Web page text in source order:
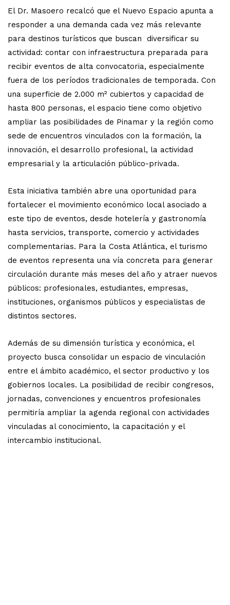
El Dr. Masoero recalcó que el Nuevo Espacio apunta a
responder a una demanda cada vez más relevante
para destinos turísticos que buscan diversificar su
actividad: contar con infraestructura preparada para
recibir eventos de alta convocatoria, especialmente
fuera de los períodos tradicionales de temporada. Con
una superficie de 2.000 m² cubiertos y capacidad de
hasta 800 personas, el espacio tiene como objetivo
ampliar las posibilidades de Pinamar y la región como
sede de encuentros vinculados con la formación, la
innovación, el desarrollo profesional, la actividad
empresarial y la articulación público-privada.
Esta iniciativa también abre una oportunidad para
fortalecer el movimiento económico local asociado a
este tipo de eventos, desde hotelería y gastronomía
hasta servicios, transporte, comercio y actividades
complementarias. Para la Costa Atlántica, el turismo
de eventos representa una vía concreta para generar
circulación durante más meses del año y atraer nuevos
públicos: profesionales, estudiantes, empresas,
instituciones, organismos públicos y especialistas de
distintos sectores.
Además de su dimensión turística y económica, el
proyecto busca consolidar un espacio de vinculación
entre el ámbito académico, el sector productivo y los
gobiernos locales. La posibilidad de recibir congresos,
jornadas, convenciones y encuentros profesionales
permitiría ampliar la agenda regional con actividades
vinculadas al conocimiento, la capacitación y el
intercambio institucional.